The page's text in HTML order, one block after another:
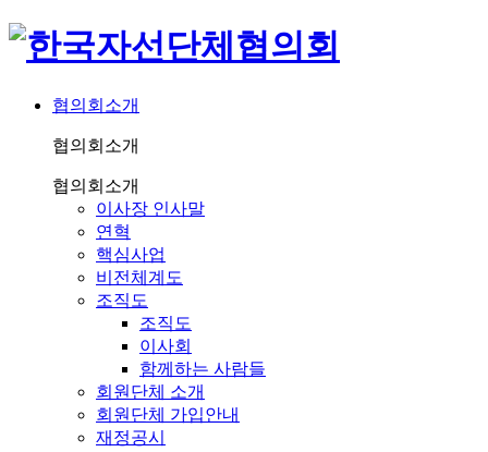
협의회소개
협의회소개
협의회소개
이사장 인사말
연혁
핵심사업
비전체계도
조직도
조직도
이사회
함께하는 사람들
회원단체 소개
회원단체 가입안내
재정공시